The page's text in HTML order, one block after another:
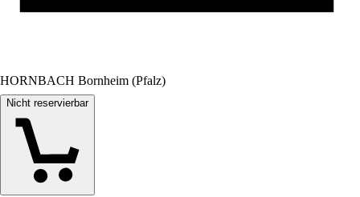
HORNBACH Bornheim (Pfalz)
Nicht reservierbar